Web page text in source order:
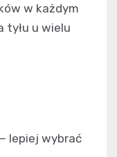
w każdym
tyłu u wielu
lepiej wybrać